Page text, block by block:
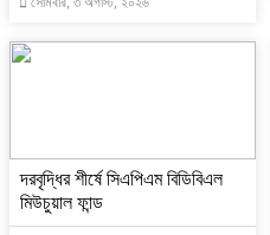
দরবৃদ্ধির শীর্ষে সিএপিএম বিডিবিএল
মিউচুয়াল ফান্ড